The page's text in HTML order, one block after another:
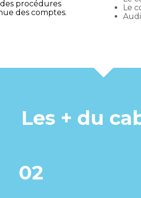
procédures
des comptes.
Le
Les + du
02